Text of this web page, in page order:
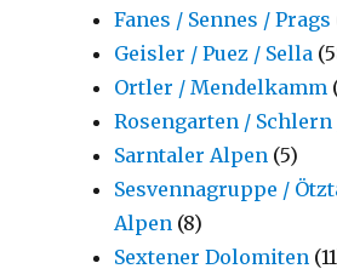
Fanes / Sennes / Prags
Geisler / Puez / Sella
Ortler / Mendelkamm
Rosengarten /
Sarntaler Alpen (5)
Sesvennagruppe /
Alpen (8)
Sextener Dolomiten